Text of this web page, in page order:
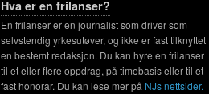
Hva er en frilanser?
En frilanser er en journalist som driver som
selvstendig yrkesutøver, og ikke er fast tilknyttet
en bestemt redaksjon. Du kan hyre en frilanser
til et eller flere oppdrag, på timebasis eller til et
fast honorar. Du kan lese mer på NJs nettsider.